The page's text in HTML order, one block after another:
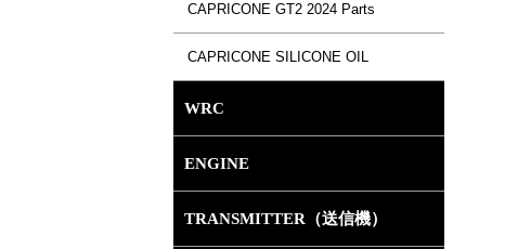
CAPRICONE GT2 2024 Parts
CAPRICONE SILICONE OIL
WRC
ENGINE
TRANSMITTER（送信機）